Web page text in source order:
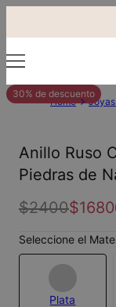
30% de descuento
Home
Anillo Ruso
Piedras de
$2400$1680
Seleccione el
Plata